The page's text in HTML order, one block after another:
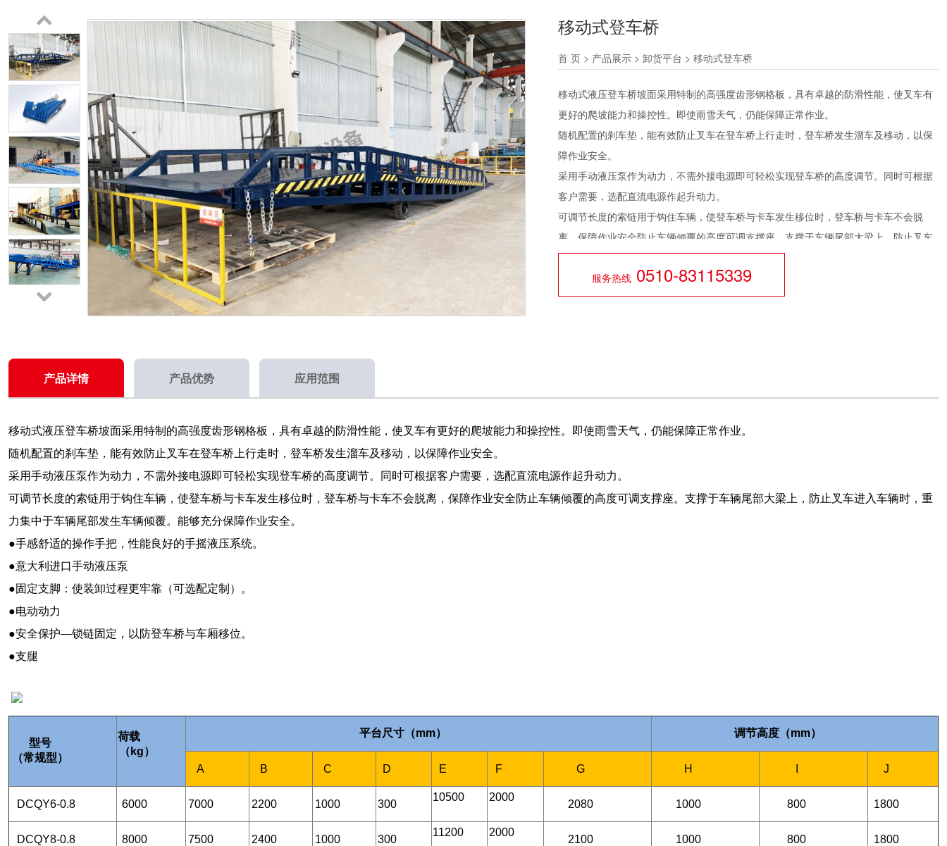
移动式登车桥
首 页 > 产品展示 > 卸货平台 > 移动式登车桥
移动式液压登车桥坡面采用特制的高强度齿形钢格板，具有卓越的防滑性能，使叉车有
更好的爬坡能力和操控性。即使雨雪天气，仍能保障正常作业。
随机配置的刹车垫，能有效防止叉车在登车桥上行走时，登车桥发生溜车及移动，以保
障作业安全。
采用手动液压泵作为动力，不需外接电源即可轻松实现登车桥的高度调节。同时可根据
客户需要，选配直流电源作起升动力。
可调节长度的索链用于钩住车辆，使登车桥与卡车发生移位时，登车桥与卡车不会脱
离，保障作业安全防止车辆倾覆的高度可调支撑座。支撑于车辆尾部大梁上，防止叉车
服务热线0510-83115339
产品详情 产品优势 应用范围
移动式液压登车桥坡面采用特制的高强度齿形钢格板，具有卓越的防滑性能，使叉车有更好的爬坡能力和操控性。即使雨雪天气，仍能保障正常作业。
随机配置的刹车垫，能有效防止叉车在登车桥上行走时，登车桥发生溜车及移动，以保障作业安全。
采用手动液压泵作为动力，不需外接电源即可轻松实现登车桥的高度调节。同时可根据客户需要，选配直流电源作起升动力。
可调节长度的索链用于钩住车辆，使登车桥与卡车发生移位时，登车桥与卡车不会脱离，保障作业安全防止车辆倾覆的高度可调支撑座。支撑于车辆尾部大梁上，防止叉车进入车辆时，重
力集中于车辆尾部发生车辆倾覆。能够充分保障作业安全。
●手感舒适的操作手把，性能良好的手摇液压系统。
●意大利进口手动液压泵
●固定支脚：使装卸过程更牢靠（可选配定制）。
●电动动力
●安全保护—锁链固定，以防登车桥与车厢移位。
●支腿
型号
（常规型）
荷载
（kg）
平台尺寸（mm） 调节高度（mm）
A B C D E F G H J
DCQY6-0.8 6000 7000 2200 1000 300
10500 2000
2080 1000 800 1800
DCQY8-0.8 8000 7500 2400 1000 300
11200 2000
2100 1000 800 1800